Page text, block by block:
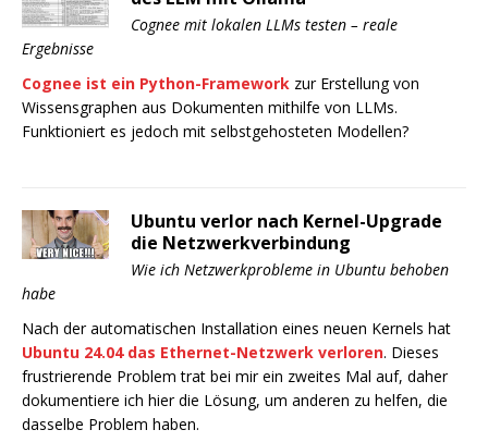
Cognee mit lokalen LLMs testen – reale
Ergebnisse
Cognee ist ein Python-Framework zur Erstellung von
Wissensgraphen aus Dokumenten mithilfe von LLMs.
Funktioniert es jedoch mit selbstgehosteten Modellen?
Ubuntu verlor nach Kernel-Upgrade
die Netzwerkverbindung
Wie ich Netzwerkprobleme in Ubuntu behoben
habe
Nach der automatischen Installation eines neuen Kernels hat
Ubuntu 24.04 das Ethernet-Netzwerk verloren. Dieses
frustrierende Problem trat bei mir ein zweites Mal auf, daher
dokumentiere ich hier die Lösung, um anderen zu helfen, die
dasselbe Problem haben.